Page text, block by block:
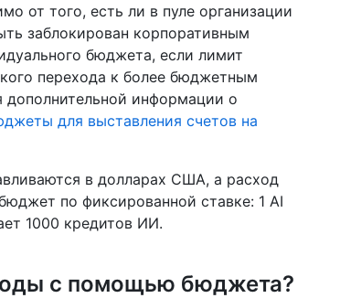
от того, есть ли в пуле организации
заблокирован корпоративным
бюджета, если лимит
перехода к более бюджетным
дополнительной информации о
для выставления счетов на
в долларах США, а расход
по фиксированной ставке: 1 AI
1000 кредитов ИИ.
с помощью бюджета?